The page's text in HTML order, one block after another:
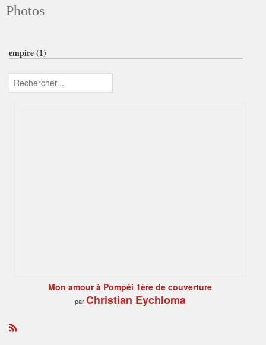
Photos
empire (1)
Mon amour à Pompéi 1ère de couverture
parChristian Eychloma
R